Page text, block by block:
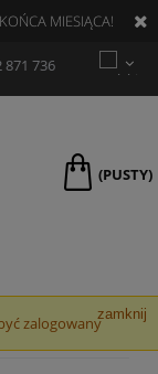
MIESIĄCA!
871 736
(PUSTY)
zamknij
zalogowany